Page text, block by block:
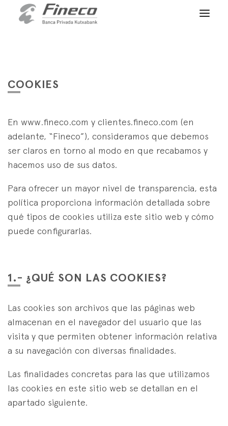
es eus en
Acceso clientes
WEALTH MANAGEMENT
Family Office
ASSETMANAGEMENT
Estrategias Especialistas
NOTICIAS
Actualidad
Finacademia
CONTACTO
ÚNETE A NUESTRO EQUIPO
ACCESO CLIENTES
es
COOKIES
En www.fineco.com y clientes.fineco.com (en
adelante, “Fineco”), consideramos que debemos
ser claros en torno al modo en que recabamos y
hacemos uso de sus datos.
Para ofrecer un mayor nivel de transparencia, esta
política proporciona información detallada sobre
qué tipos de cookies utiliza este sitio web y cómo
puede configurarlas.
1.- ¿QUÉ SON LAS COOKIES?
Las cookies son archivos que las páginas web
almacenan en el navegador del usuario que las
visita y que permiten obtener información relativa
a su navegación con diversas finalidades.
Las finalidades concretas para las que utilizamos
las cookies en este sitio web se detallan en el
apartado siguiente.